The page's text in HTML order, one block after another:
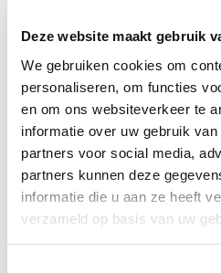
Deze website maakt gebruik
We gebruiken cookies om
personaliseren, om functies
en om ons websiteverkeer te
informatie over uw gebruik
partners voor social media,
partners kunnen deze
informatie die u aan ze heeft
verzameld op basis van uw
Schrijft u zich nu kosteloos in
Aanmelden kan tot
MEER WETEN OVER WAT
Interfisc begeleidt al ruim 50 jaar